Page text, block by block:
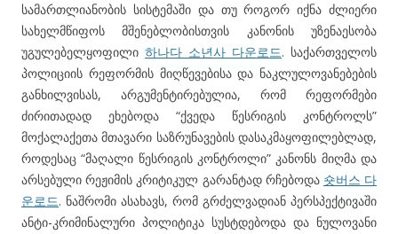
სამართლიანობის სისტემაში და თუ როგორ იქნა ძლიერი
სახელმწიფოს მშენებლობისთვის კანონის უზენაესობა
უგულებელყოფილი 하나다 소년사 다운로드. საქართველოს
პოლიციის რეფორმის მიღწევებისა და ნაკლულოვანებების
განხილვისას, არგუმენტირებულია, რომ რეფორმები
ძირითადად ეხებოდა “ქვედა წესრიგის კონტროლს”
მოქალაქეთა მთავარი საზრუნავების დასაკმაყოფილებლად,
როდესაც “მაღალი წესრიგის კონტროლი” კანონს მიღმა და
არსებული რეჟიმის კრიტიკულ გარანტად რჩებოდა 숏버스 다
운로드. ნაშრომი ასახავს, რომ გრძელვადიან პერსპექტივაში
ანტი-კრიმინალური პოლიტიკა სუსტდებოდა და ნულოვანი